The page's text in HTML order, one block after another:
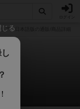
リア 日本語版の通販/商品詳細
じる